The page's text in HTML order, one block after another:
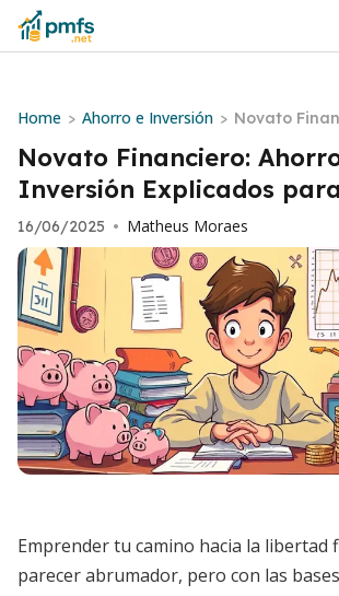
Home > Ahorro e Inversión > Novato
nversión
Novato Financiero:
Inversión Explicados
16/06/2025 • Matheus Moraes
Emprender tu camino hacia la libertad
parecer abrumador, pero con las